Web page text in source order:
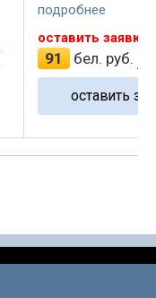
подробнее
оставить заявку
91 бел. руб.
оставить